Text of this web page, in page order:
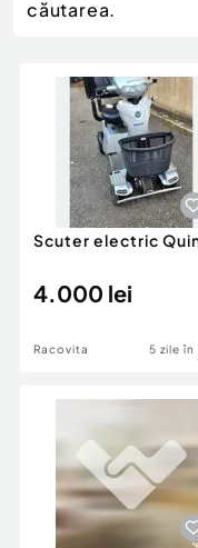
Animale de
Afaceri și
Inchiriere Bunuri si
Motociclete
Piese auto si
Dacia Duster
căutarea.
Scuter electric
4.000 lei
Racovita 5 zile în